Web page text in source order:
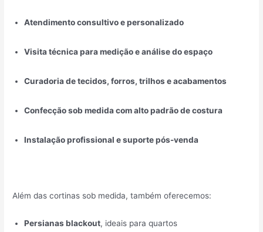
Atendimento consultivo e personalizado
Visita técnica para medição e análise do espaço
Curadoria de tecidos, forros, trilhos e acabamentos
Confecção sob medida com alto padrão de costura
Instalação profissional e suporte pós-venda
Além das cortinas sob medida, também oferecemos:
Persianas blackout, ideais para quartos